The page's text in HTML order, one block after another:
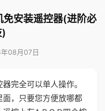
安装遥控器(进阶必
08月07日
完全可以单人操作。
，只要您方便放哪都